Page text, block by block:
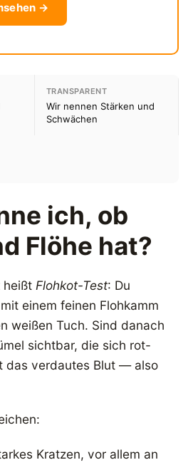
→
TRANSPARENT
Wir nennen Stärken und
Schwächen
ich, ob
Flöhe hat?
heißt Flohkot-Test: Du
einem feinen Flohkamm
weißen Tuch. Sind danach
sichtbar, die sich rot-
das verdautes Blut — also
Kratzen, vor allem an